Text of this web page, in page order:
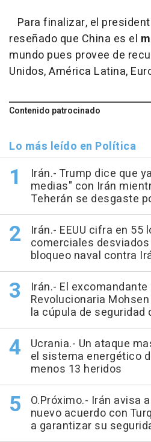
Para finalizar, el
reseñado que China es el
mundo pues provee de
Unidos, América Latina,
Contenido patrocinado
Lo más leído en Política
Irán.- Trump dice que
medias" con Irán
Teherán se desgaste
Irán.- EEUU cifra en 55
comerciales
bloqueo naval contra
Irán.- El excomandante
Revolucionaria
la cúpula de seguridad
Ucrania.- Un ataque
el sistema energético
menos 13 heridos
O.Próximo.- Irán avisa
nuevo acuerdo con
a garantizar su